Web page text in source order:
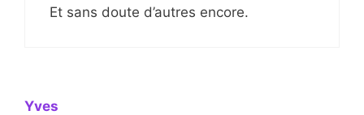
Et sans doute d’autres encore.
Yves